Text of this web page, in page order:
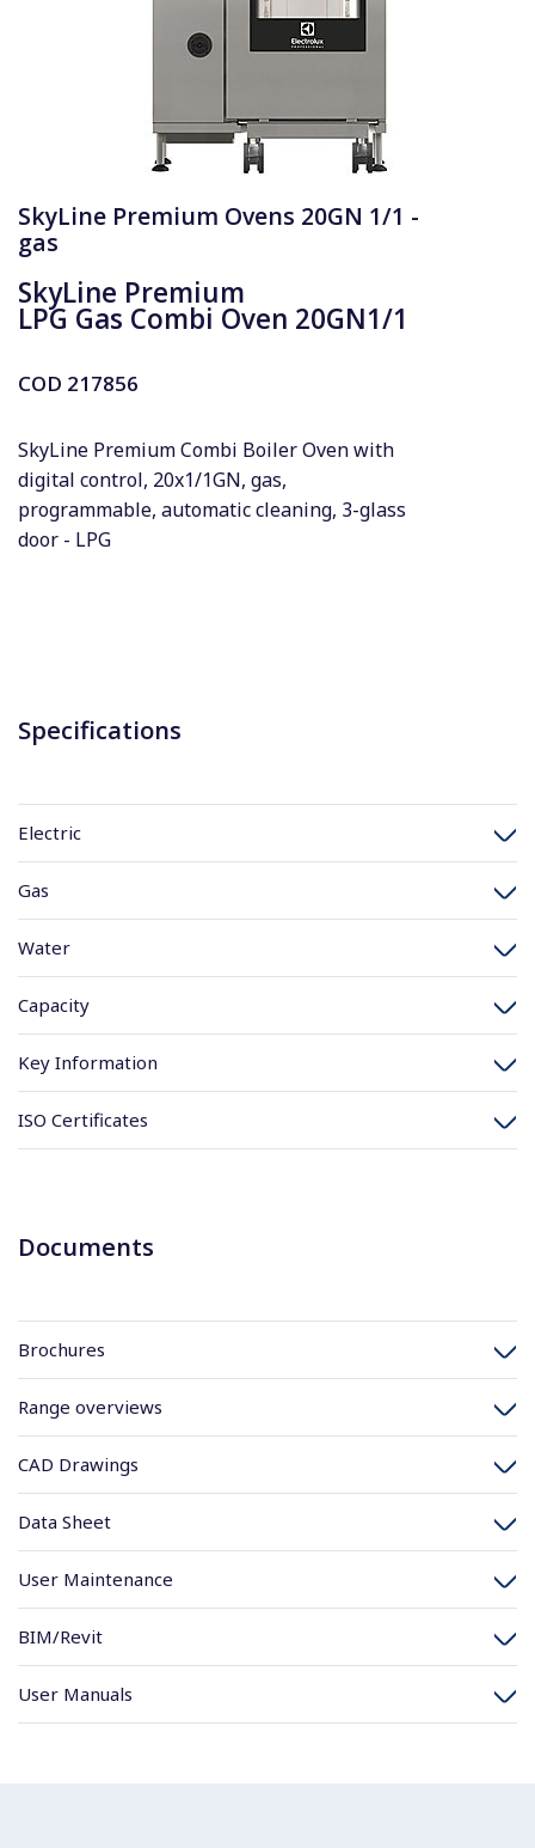
SkyLine Premium Ovens 20GN 1/1 -
gas
SkyLine Premium
LPG Gas Combi Oven 20GN1/1
COD 217856
SkyLine Premium Combi Boiler Oven with
digital control, 20x1/1GN, gas,
programmable, automatic cleaning, 3-glass
door - LPG
Specifications
Electric
Gas
Water
Capacity
Key Information
ISO Certificates
Documents
Brochures
Range overviews
CAD Drawings
Data Sheet
User Maintenance
BIM/Revit
User Manuals